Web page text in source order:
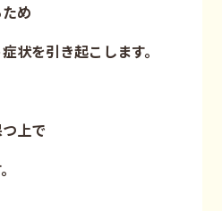
め
状を引き起こします。
上で